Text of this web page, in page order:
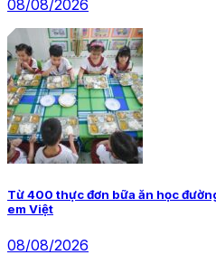
08/08/2026
Từ 400 thực đơn bữa ăn học
em Việt
08/08/2026